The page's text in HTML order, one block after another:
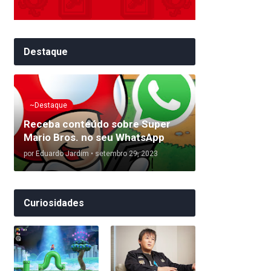
Destaque
~Destaque
Receba conteúdo sobre Super
Mario Bros. no seu WhatsApp
por Eduardo Jardim • setembro 29, 2023
Curiosidades